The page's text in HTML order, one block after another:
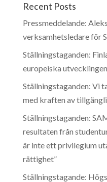
Recent Posts
Pressmeddelande:
verksamhetsledare för
Ställningstaganden:
europeiska
Ställningstaganden: Vi
med kraften av
Ställningstaganden:
resultaten från
är inte ett privilegium
rättighet”
Ställningstagande: